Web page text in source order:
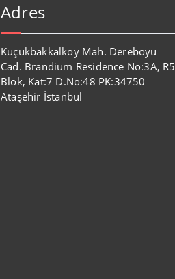
Adres
Küçükbakkalköy Mah. Dereboyu
Cad. Brandium Residence No:3A, R5
Blok, Kat:7 D.No:48 PK:34750
Ataşehir İstanbul